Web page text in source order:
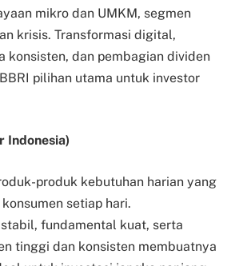
mikro dan UMKM, segmen
krisis. Transformasi digital,
konsisten, dan pembagian dividen
pilihan utama untuk investor
Indonesia)
produk kebutuhan harian yang
setiap hari.
fundamental kuat, serta
tinggi dan konsisten membuatnya